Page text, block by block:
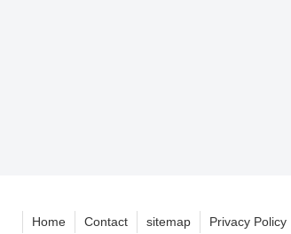
Home Contact sitemap Privacy Policy